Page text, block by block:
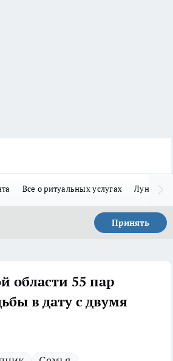
Все о ритуальных услугах Лунно-
Принять
области 55 пар
в дату с двумя